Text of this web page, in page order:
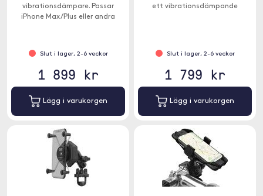
vibrationsdämpare. Passar
iPhone Max/Plus eller andra
Slut i lager, 2-6 veckor
1 899 kr
Lägg i varukorgen
ett vibrationsdämpande
Slut i lager, 2-6 veckor
1 799 kr
Lägg i varukorgen